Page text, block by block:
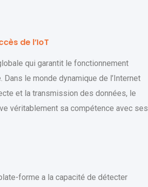
de l’IoT
qui garantit le fonctionnement
le monde dynamique de l’Internet
et la transmission des données, le
véritablement sa compétence avec ses
forme a la capacité de détecter